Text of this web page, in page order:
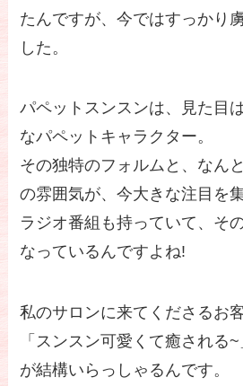
たんですが、今ではすっかり
した。
パペットスンスンは、見た目
なパペットキャラクター。
その独特のフォルムと、なん
の雰囲気が、今大きな注目を
ラジオ番組も持っていて、そ
なっているんですよね!
私のサロンに来てくださるお
「スンスン可愛くて癒される
が結構いらっしゃるんです。